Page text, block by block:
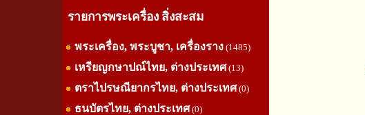
รายการพระเครื่อง สิ่งสะสม
พระเครื่อง, พระบูชา, เครื่องราง(1485)
เหรียญกษาปณ์ไทย, ต่างประเทศ(13)
ตราไปรษณียากรไทย, ต่างประเทศ(0)
ธนบัตรไทย, ต่างประเทศ(0)